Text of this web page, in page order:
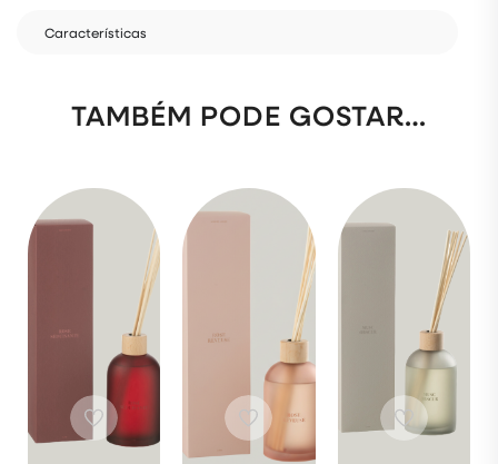
Características
TAMBÉM PODE GOSTAR…